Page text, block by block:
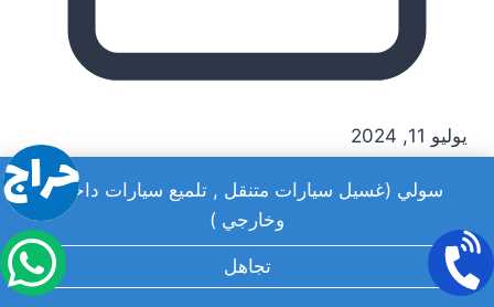
سولي (غسيل سيارات متنقل , تلميع سيارات داخلي
وخارجي )
تجاهل
يوليو 11, 2024